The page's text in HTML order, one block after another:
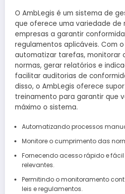
O AmbLegis é um sistema de
que oferece uma variedade de
empresas a garantir
regulamentos aplicáveis. Com
automatizar tarefas, monitorar
normas, gerar relatórios e
facilitar auditorias de
disso, o AmbLegis oferece
treinamento para garantir que
máximo o sistema.
Automatizando processos
Monitore o cumprimento das
Fornecendo acesso rápido e
relevantes.
Permitindo o monitoramento
leis e regulamentos.